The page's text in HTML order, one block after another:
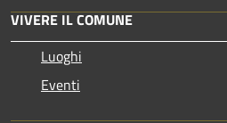
VIVERE IL COMUNE
Luoghi
Eventi